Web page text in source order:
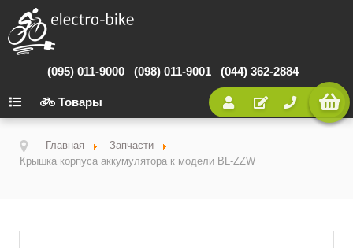
(095) 011-9000 (098) 011-9001 (044) 362-2884
Товары
Главная
Запчасти
Крышка корпуса аккумулятора к модели BL-ZZW